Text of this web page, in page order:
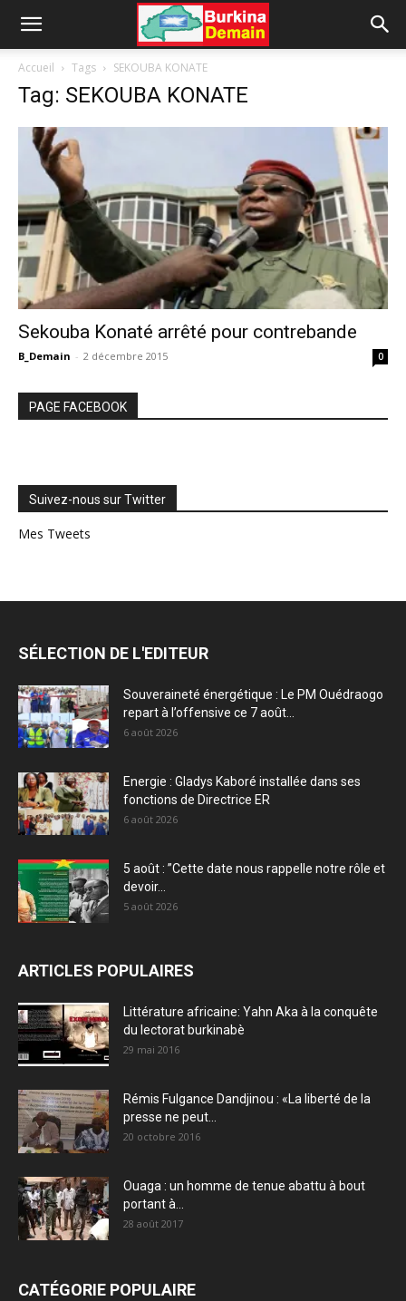
Accueil Tags SEKOUBA KONATE
Tag: SEKOUBA KONATE
Sekouba Konaté arrêté pour contrebande
B_Demain - 2 décembre 2015 0
PAGE FACEBOOK
Suivez-nous sur Twitter
Mes Tweets
SÉLECTION DE L'EDITEUR
Souveraineté énergétique : Le PM Ouédraogo
repart à l’offensive ce 7 août...
6 août 2026
Energie : Gladys Kaboré installée dans ses
fonctions de Directrice ER
6 août 2026
5 août : ”Cette date nous rappelle notre rôle et
devoir...
5 août 2026
ARTICLES POPULAIRES
Littérature africaine: Yahn Aka à la conquête
du lectorat burkinabè
29 mai 2016
Rémis Fulgance Dandjinou : «La liberté de la
presse ne peut...
20 octobre 2016
Ouaga : un homme de tenue abattu à bout
portant à...
28 août 2017
CATÉGORIE POPULAIRE